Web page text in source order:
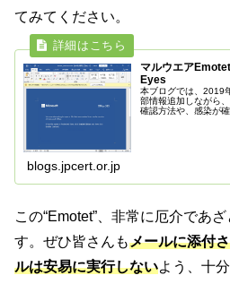
てみてください。
マルウエア
Eyes
本ブログでは、2019
部情報追加しながら
確認方法や、感染が
blogs.jpcert.or.jp
この“Emotet”、非常に厄介であ
す。ぜひ皆さんもメールに添付
ルは安易に実行しないよう、十